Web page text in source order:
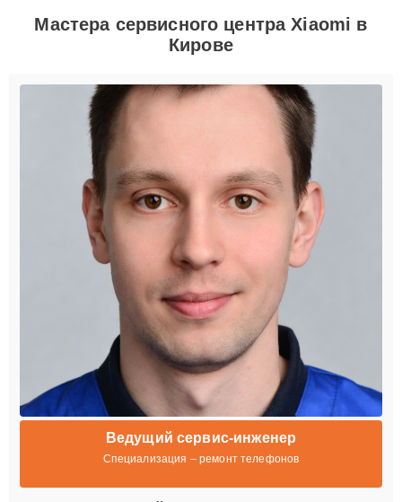
Мастера сервисного центра Xiaomi в
Кирове
Ведущий сервис-инженер
Специализация – ремонт телефонов